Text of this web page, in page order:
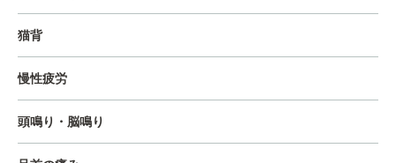
猫背
慢性疲労
頭鳴り・脳鳴り